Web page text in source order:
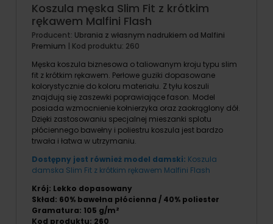
Koszula męska Slim Fit z krótkim
rękawem Malfini Flash
Producent: Ubrania z własnym nadrukiem od Malfini
Premium | Kod produktu: 260
Męska koszula biznesowa o taliowanym kroju typu slim
fit z krótkim rękawem. Perłowe guziki dopasowane
kolorystycznie do koloru materiału. Z tyłu koszuli
znajdują się zaszewki poprawiające fason. Model
posiada wzmocnienie kołnierzyka oraz zaokrąglony dół.
Dzięki zastosowaniu specjalnej mieszanki splotu
płóciennego bawełny i poliestru koszula jest bardzo
trwała i łatwa w utrzymaniu.
Dostępny jest również model damski: Koszula
damska Slim Fit z krótkim rękawem Malfini Flash
Krój: Lekko dopasowany
Skład: 60% bawełna płócienna / 40% poliester
Gramatura: 105 g/m²
Kod produktu: 260